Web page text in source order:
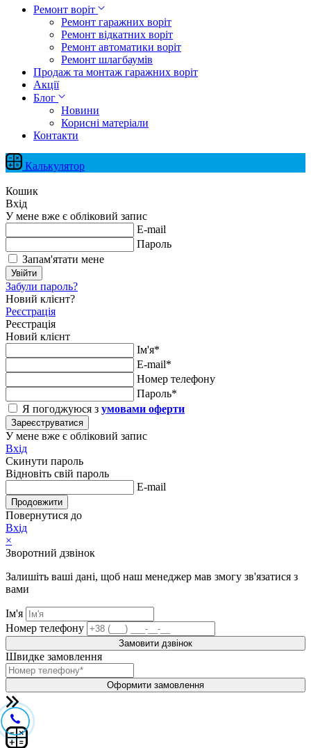
Ремонт воріт
Ремонт гаражних воріт
Ремонт відкатних воріт
Ремонт автоматики воріт
Ремонт шлагбаумів
Продаж та монтаж гаражних воріт
Акції
Блог
Новини
Корисні матеріали
Контакти
Калькулятор
Кошик
Вхід
У мене вже є обліковий запис
E-mail
Пароль
Запам'ятати мене
Увійти
Забули пароль?
Новий клієнт?
Реєстрація
Реєстрація
Новий клієнт
Ім'я*
E-mail*
Номер телефону
Пароль*
Я погоджуюся з умовами оферти
Зареєструватися
У мене вже є обліковий запис
Вхід
Скинути пароль
Відновіть свій пароль
E-mail
Продовжити
Повернутися до
Вхід
×
Зворотний дзвінок
Залишіть ваші дані, щоб наш менеджер мав змогу зв'язатися з
вами
Ім'я
Номер телефону
Замовити дзвінок
Швидке замовлення
Оформити замовлення